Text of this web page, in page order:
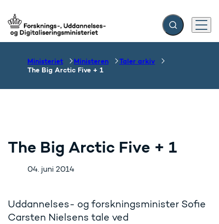
Gå til forsiden Fold søgefelt ud
Menu
Ministeriet Ministeren
Taler arkiv
The Big Arctic Five + 1
The Big Arctic Five + 1
04. juni 2014
Uddannelses- og forskningsminister Sofie
Carsten Nielsens tale ved